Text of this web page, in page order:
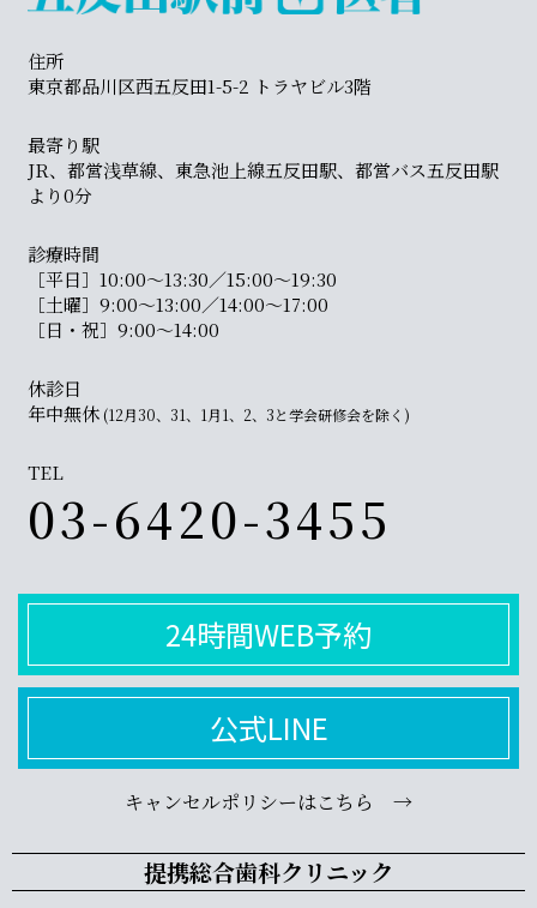
住所
東京都品川区西五反田1-5-2 トラヤビル3階
最寄り駅
JR、都営浅草線、東急池上線五反田駅、都営バス五反田駅
より0分
診療時間
［平日］10:00〜13:30／15:00〜19:30
［土曜］9:00〜13:00／14:00〜17:00
［日・祝］9:00〜14:00
休診日
年中無休 (12月30、31、1月1、2、3と学会研修会を除く)
TEL
03-6420-3455
24時間WEB予約
公式LINE
キャンセルポリシーはこちら →
提携総合歯科クリニック